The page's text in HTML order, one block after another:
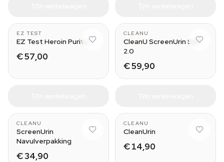
EZ TEST
EZ Test Heroin Purity
€ 57,00
CLEANU
CleanU ScreenUrin Set
2.0
€ 59,90
CLEANU
ScreenUrin
Navulverpakking
€ 34,90
CLEANU
CleanUrin
€ 14,90